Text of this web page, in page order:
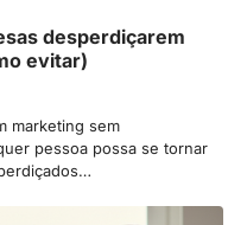
desperdiçarem
evitar)
marketing sem
pessoa possa se tornar